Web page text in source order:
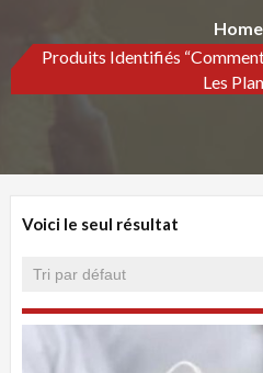
Home
Produits Identifiés
Les
Voici le seul résultat